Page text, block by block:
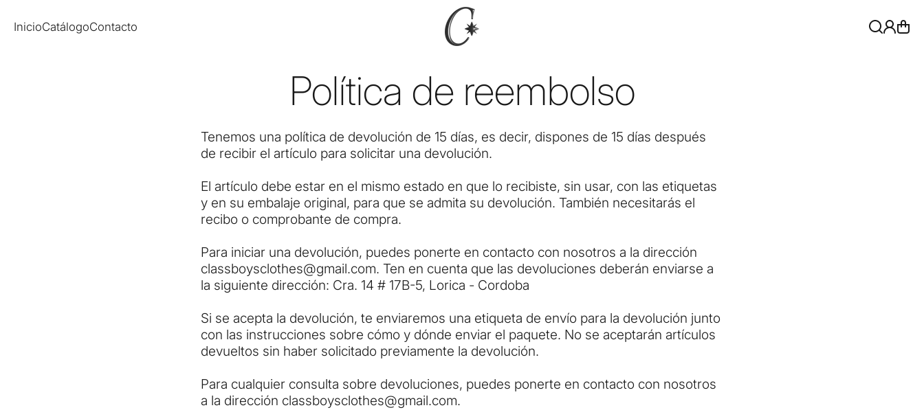
InicioCatálogoContacto
Política de reembolso
Tenemos una política de devolución de 15 días, es decir, dispones de 15 días después
de recibir el artículo para solicitar una devolución.
El artículo debe estar en el mismo estado en que lo recibiste, sin usar, con las etiquetas
y en su embalaje original, para que se admita su devolución. También necesitarás el
recibo o comprobante de compra.
Para iniciar una devolución, puedes ponerte en contacto con nosotros a la dirección
classboysclothes@gmail.com. Ten en cuenta que las devoluciones deberán enviarse a
la siguiente dirección: Cra. 14 # 17B-5, Lorica - Cordoba
Si se acepta la devolución, te enviaremos una etiqueta de envío para la devolución junto
con las instrucciones sobre cómo y dónde enviar el paquete. No se aceptarán artículos
devueltos sin haber solicitado previamente la devolución.
Para cualquier consulta sobre devoluciones, puedes ponerte en contacto con nosotros
a la dirección classboysclothes@gmail.com.